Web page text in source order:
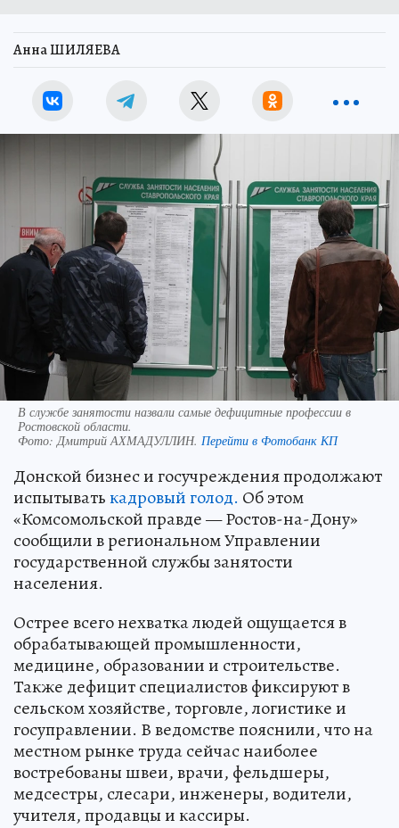
Анна ШИЛЯЕВА
В службе занятости назвали самые дефицитные профессии в
Ростовской области.
Фото: Дмитрий АХМАДУЛЛИН. Перейти в Фотобанк КП
Донской бизнес и госучреждения продолжают
испытыватькадровый голод. Об этом
«Комсомольской правде — Ростов-на-Дону»
сообщили в региональном Управлении
государственной службы занятости
населения.
Острее всего нехватка людей ощущается в
обрабатывающей промышленности,
медицине, образовании и строительстве.
Также дефицит специалистов фиксируют в
сельском хозяйстве, торговле, логистике и
госуправлении. В ведомстве пояснили, что на
местном рынке труда сейчас наиболее
востребованы швеи, врачи, фельдшеры,
медсестры, слесари, инженеры, водители,
учителя, продавцы и кассиры.